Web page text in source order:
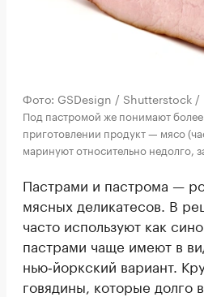
Фото: GSDesign / Shutterstock /
Под пастромой же понимают
приготовлении продукт — мясо
маринуют относительно недолго,
Пастрами и пастрома —
мясных деликатесов. В
часто используют как
пастрами чаще имеют в
нью‑йоркский вариант.
говядины, которые долго